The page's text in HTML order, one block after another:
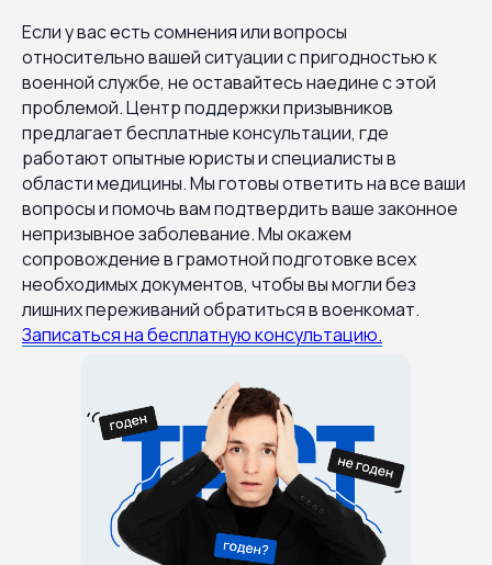
Если у вас есть сомнения или вопросы
относительно вашей ситуации с пригодностью к
военной службе, не оставайтесь наедине с этой
проблемой. Центр поддержки призывников
предлагает бесплатные консультации, где
работают опытные юристы и специалисты в
области медицины. Мы готовы ответить на все ваши
вопросы и помочь вам подтвердить ваше законное
непризывное заболевание. Мы окажем
сопровождение в грамотной подготовке всех
необходимых документов, чтобы вы могли без
лишних переживаний обратиться в военкомат.
Записаться на бесплатную консультацию.